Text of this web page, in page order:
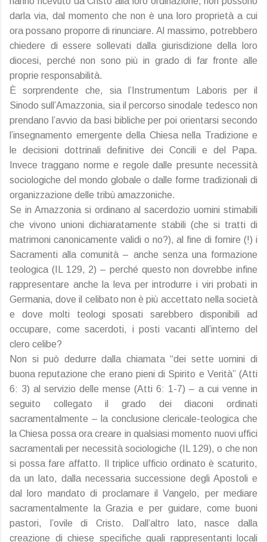
darla via, dal momento che non è una loro proprietà a cui
ora possano proporre di rinunciare. Al massimo, potrebbero
chiedere di essere sollevati dalla giurisdizione della loro
diocesi, perché non sono più in grado di far fronte alle
proprie responsabilità.
È sorprendente che, sia l’Instrumentum Laboris per il
Sinodo sull’Amazzonia, sia il percorso sinodale tedesco non
prendano l’avvio da basi bibliche per poi orientarsi secondo
l’insegnamento emergente della Chiesa nella Tradizione e
le decisioni dottrinali definitive dei Concili e del Papa.
Invece traggano norme e regole dalle presunte necessità
sociologiche del mondo globale o dalle forme tradizionali di
organizzazione delle tribù amazzoniche.
Se in Amazzonia si ordinano al sacerdozio uomini stimabili
che vivono unioni dichiaratamente stabili (che si tratti di
matrimoni canonicamente validi o no?), al fine di fornire (!) i
Sacramenti alla comunità – anche senza una formazione
teologica (IL 129, 2) – perché questo non dovrebbe infine
rappresentare anche la leva per introdurre i viri probati in
Germania, dove il celibato non è più accettato nella società
e dove molti teologi sposati sarebbero disponibili ad
occupare, come sacerdoti, i posti vacanti all’interno del
clero celibe?
Non si può dedurre dalla chiamata “dei sette uomini di
buona reputazione che erano pieni di Spirito e Verità” (Atti
6: 3) al servizio delle mense (Atti 6: 1-7) – a cui venne in
seguito collegato il grado dei diaconi ordinati
sacramentalmente – la conclusione clericale-teologica che
la Chiesa possa ora creare in qualsiasi momento nuovi uffici
sacramentali per necessità sociologiche (IL 129), o che non
si possa fare affatto. Il triplice ufficio ordinato è scaturito,
da un lato, dalla necessaria successione degli Apostoli e
dal loro mandato di proclamare il Vangelo, per mediare
sacramentalmente la Grazia e per guidare, come buoni
pastori, l’ovile di Cristo. Dall’altro lato, nasce dalla
creazione di chiese specifiche quali rappresentanti locali